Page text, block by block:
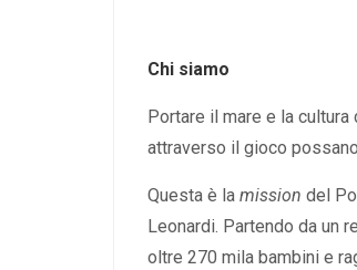
Chi siamo
Portare il mare e la
attraverso il gioco
Questa è la mission del
Leonardi. Partendo da un
oltre 270 mila bambini e